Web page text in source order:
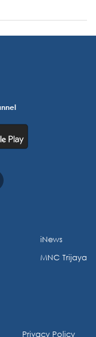
iNews
MNC Trijaya
Privacy Policy